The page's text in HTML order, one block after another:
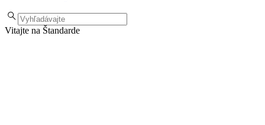
Vitajte na Štandarde